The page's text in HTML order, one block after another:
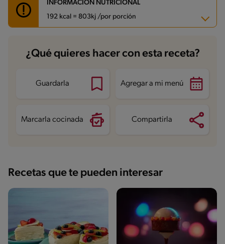
INFORMACIÓN NUTRICIONAL
192 kcal = 803kj /por porción
Carbohidratos 19 g
Energía 192 kcal
Proteína
Grasas saturadas 7 g
¿Qué quieres hacer con esta receta?
Guardarla Agregar a mi menú
Marcarla cocinada Compartirla
Recetas que te pueden interesar